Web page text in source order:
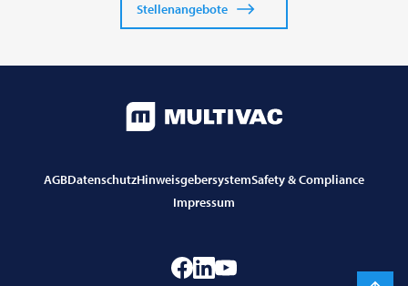
Stellenangebote
AGBDatenschutzHinweisgebersystemSafety & Compliance
Impressum